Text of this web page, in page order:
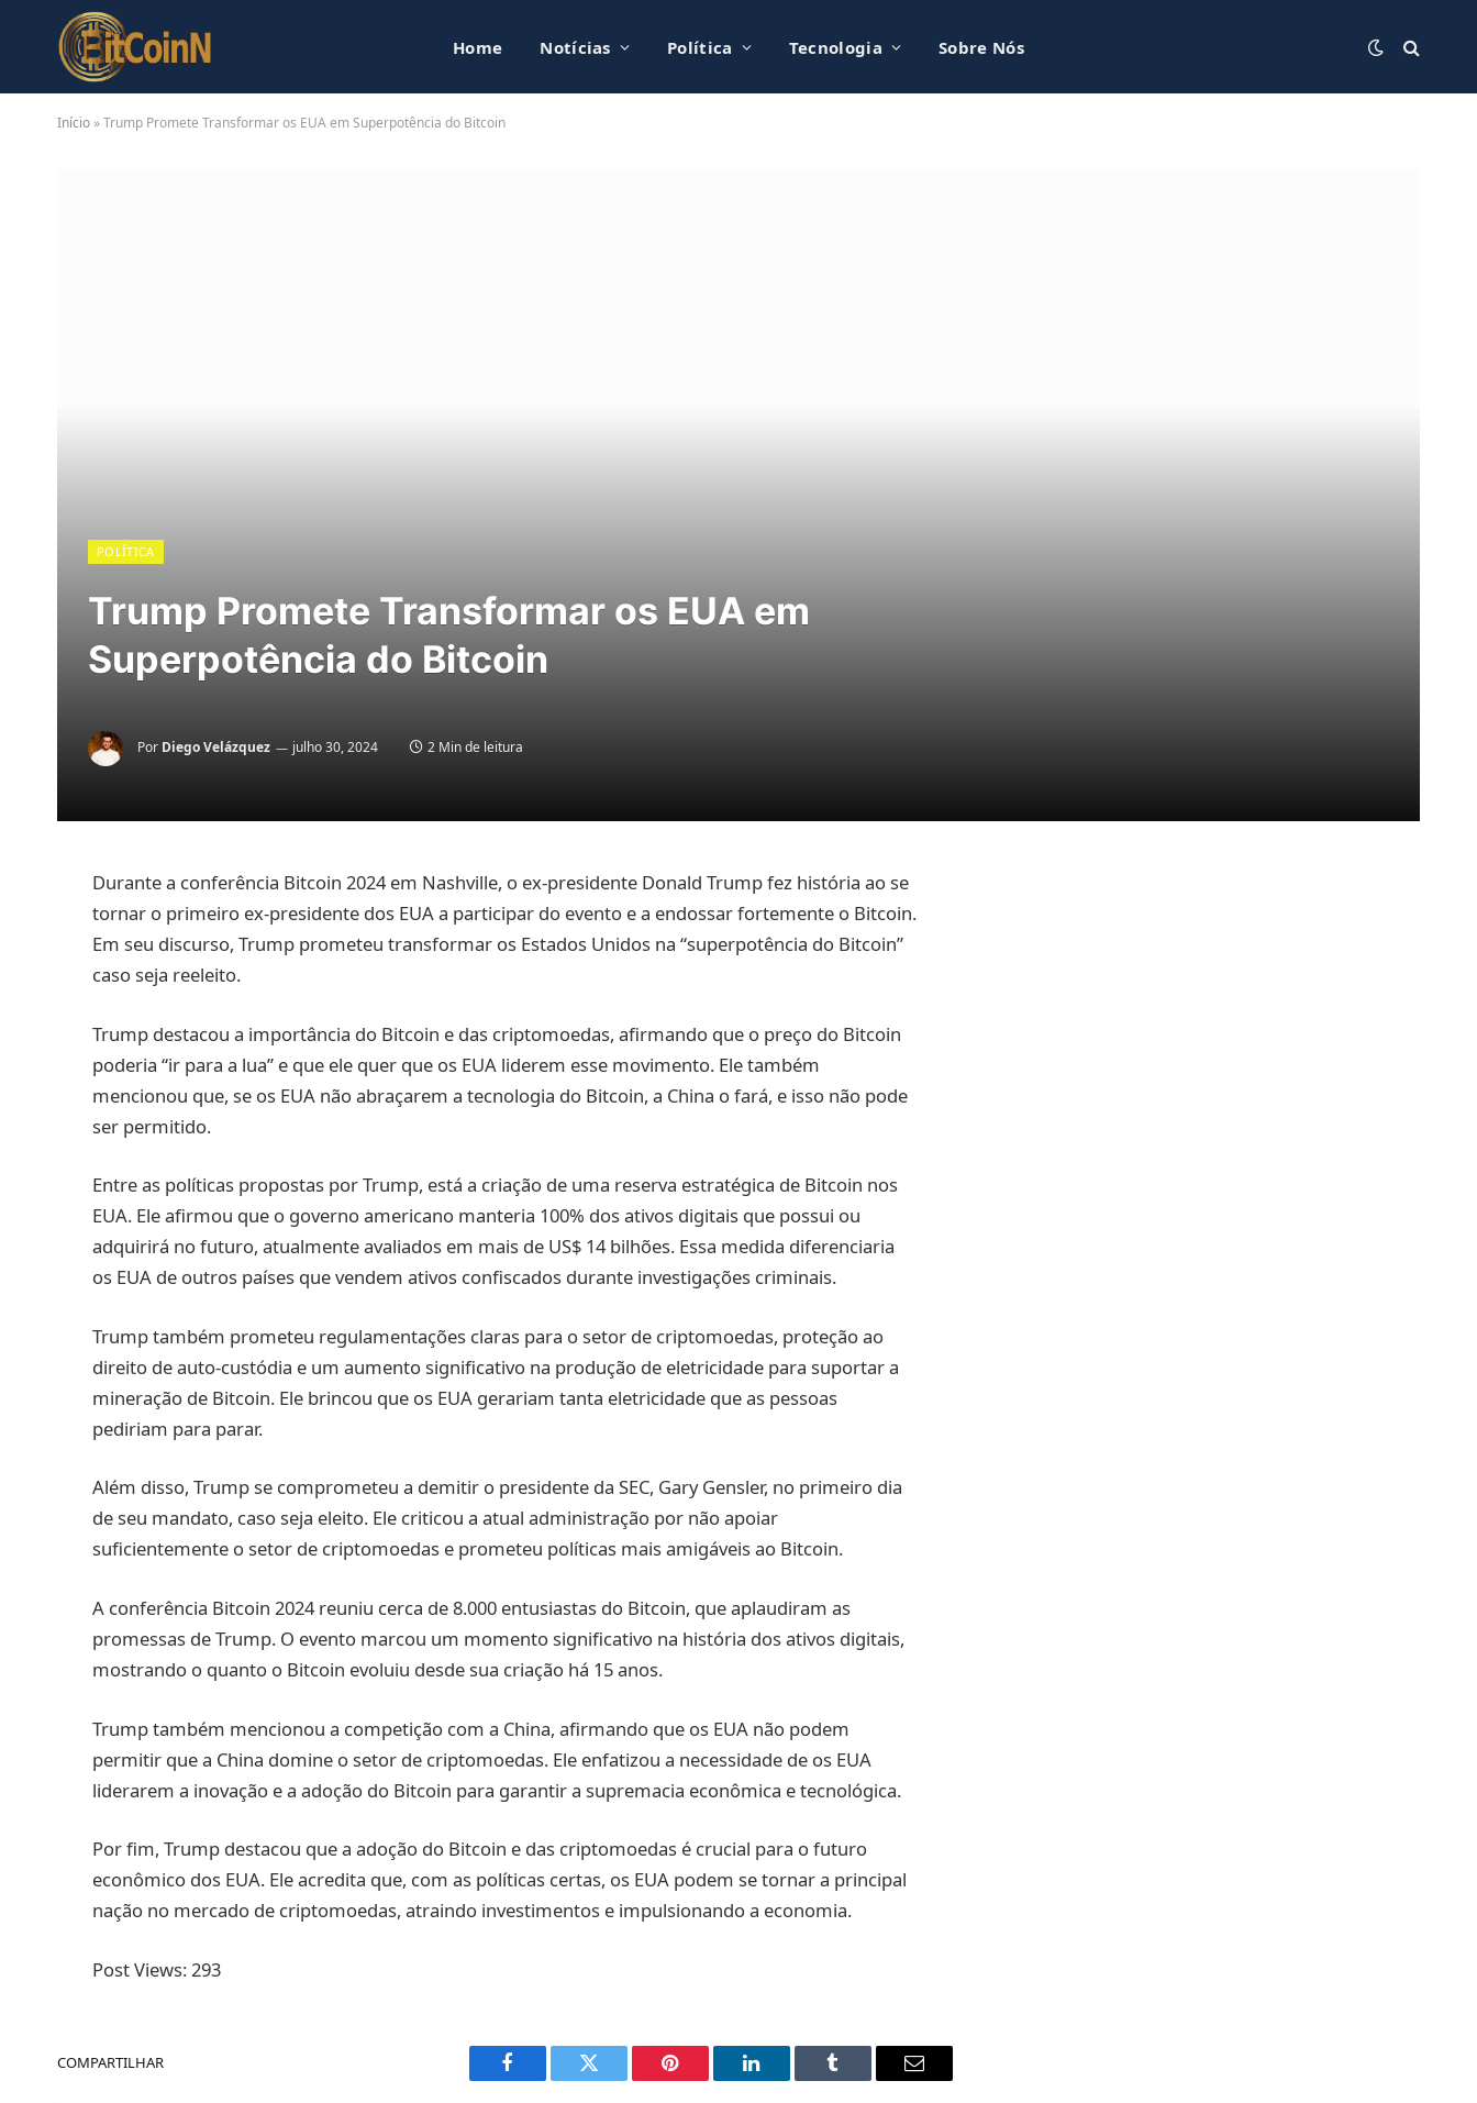
Home Notícias Política Tecnologia Sobre Nós
Início »Trump Promete Transformar os EUA em Superpotência do Bitcoin
POLÍTICA
Trump Promete Transformar os EUA em
Superpotência do Bitcoin
Por Diego Velázquez julho 30, 2024 2 Min de leitura
Durante a conferência Bitcoin 2024 em Nashville, o ex-presidente Donald Trump fez história ao se
tornar o primeiro ex-presidente dos EUA a participar do evento e a endossar fortemente o Bitcoin.
Em seu discurso, Trump prometeu transformar os Estados Unidos na “superpotência do Bitcoin”
caso seja reeleito.
Trump destacou a importância do Bitcoin e das criptomoedas, afirmando que o preço do Bitcoin
poderia “ir para a lua” e que ele quer que os EUA liderem esse movimento. Ele também
mencionou que, se os EUA não abraçarem a tecnologia do Bitcoin, a China o fará, e isso não pode
ser permitido.
Entre as políticas propostas por Trump, está a criação de uma reserva estratégica de Bitcoin nos
EUA. Ele afirmou que o governo americano manteria 100% dos ativos digitais que possui ou
adquirirá no futuro, atualmente avaliados em mais de US$ 14 bilhões. Essa medida diferenciaria
os EUA de outros países que vendem ativos confiscados durante investigações criminais.
Trump também prometeu regulamentações claras para o setor de criptomoedas, proteção ao
direito de auto-custódia e um aumento significativo na produção de eletricidade para suportar a
mineração de Bitcoin. Ele brincou que os EUA gerariam tanta eletricidade que as pessoas
pediriam para parar.
Além disso, Trump se comprometeu a demitir o presidente da SEC, Gary Gensler, no primeiro dia
de seu mandato, caso seja eleito. Ele criticou a atual administração por não apoiar
suficientemente o setor de criptomoedas e prometeu políticas mais amigáveis ao Bitcoin.
A conferência Bitcoin 2024 reuniu cerca de 8.000 entusiastas do Bitcoin, que aplaudiram as
promessas de Trump. O evento marcou um momento significativo na história dos ativos digitais,
mostrando o quanto o Bitcoin evoluiu desde sua criação há 15 anos.
Trump também mencionou a competição com a China, afirmando que os EUA não podem
permitir que a China domine o setor de criptomoedas. Ele enfatizou a necessidade de os EUA
liderarem a inovação e a adoção do Bitcoin para garantir a supremacia econômica e tecnológica.
Por fim, Trump destacou que a adoção do Bitcoin e das criptomoedas é crucial para o futuro
econômico dos EUA. Ele acredita que, com as políticas certas, os EUA podem se tornar a principal
nação no mercado de criptomoedas, atraindo investimentos e impulsionando a economia.
Post Views:293
COMPARTILHAR
Facebook Twitter Pinterest LinkedIn Tumblr Email